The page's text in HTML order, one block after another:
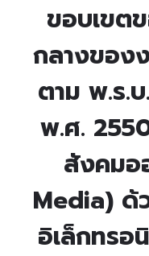
ขอบเขต
กลางของ
ตาม พ.ร.
พ.ศ.
สังคมอ
Media) ด้
อิเล็กทร